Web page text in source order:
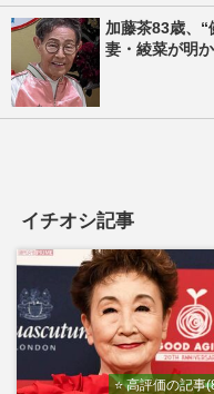
加藤茶83歳、“
妻・綾菜が明
イチオシ記事
⭐ 高評価の記事